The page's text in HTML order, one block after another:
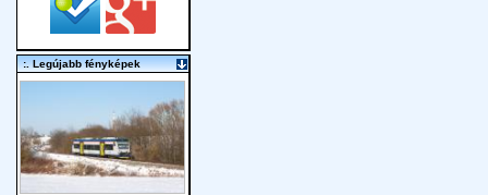
:. Legújabb fényképek